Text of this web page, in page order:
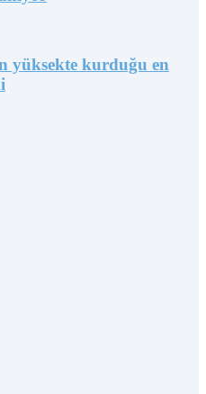
yüksekte kurduğu en